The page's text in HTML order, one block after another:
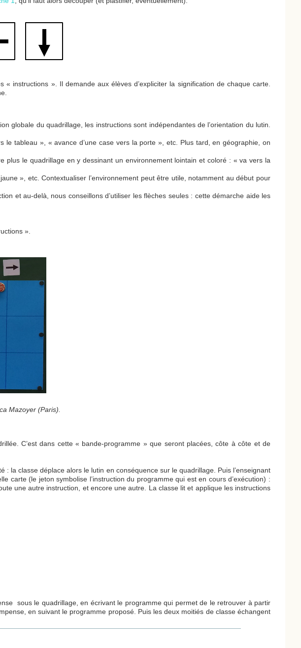
instructions ». Il demande aux élèves d’expliciter la signification de chaque carte.
globale du quadrillage, les instructions sont indépendantes de l’orientation du lutin.
tableau », « avance d’une case vers la porte », etc. Plus tard, en géographie, on
plus le quadrillage en y dessinant un environnement lointain et coloré : « va vers la
», etc. Contextualiser l’environnement peut être utile, notamment au début pour
et au-delà, nous conseillons d’utiliser les flèches seules : cette démarche aide les
».
Mazoyer (Paris).
C’est dans cette « bande-programme » que seront placées, côte à côte et de
la classe déplace alors le lutin en conséquence sur le quadrillage. Puis l’enseignant
(le jeton symbolise l’instruction du programme qui est en cours d’exécution) :
une autre instruction, et encore une autre. La classe lit et applique les instructions
sous le quadrillage, en écrivant le programme qui permet de le retrouver à partir
en suivant le programme proposé. Puis les deux moitiés de classe échangent